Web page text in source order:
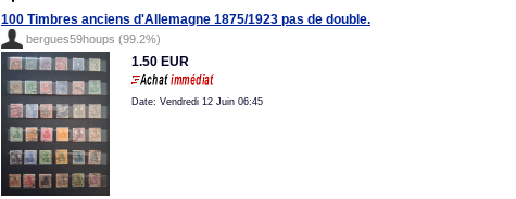
100 Timbres anciens d'Allemagne 1875/1923 pas de double.
bergues59houps (99.2%)
1.50 EUR
Date: Vendredi 12 Juin 06:45